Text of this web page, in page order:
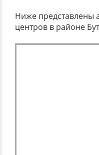
Ниже представлены
центров в районе